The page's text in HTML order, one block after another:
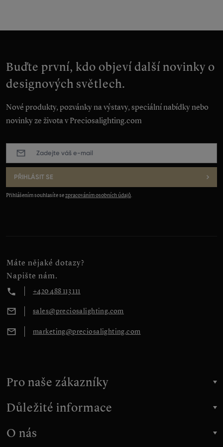
Buďte první, kdo objeví další novinky o
designových světlech.
Nové produkty, pozvánky na výstavy, speciální nabídky nebo
novinky ze života v Preciosalighting.com
mail:
PŘIHLÁSIT SE
Přihlášením souhlasíte sezpracováním osobních údajů
Máte nějaké dotazy?
Napište nám.
+420 488 113 111
sales@preciosalighting.com
marketing@preciosalighting.com
Pro naše zákazníky
Důležité informace
O nás